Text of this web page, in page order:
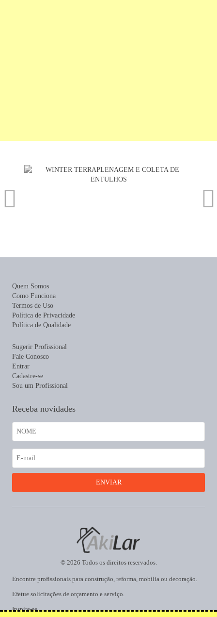
Quem Somos
Como Funciona
Termos de Uso
Política de Privacidade
Política de Qualidade
Sugerir Profissional
Fale Conosco
Entrar
Cadastre-se
Sou um Profissional
Receba novidades
Encontre profissionais para construção, reforma, mobília ou decoração.
Efetue solicitações de orçamento e serviço.
Inspire-se.
© 2026 Todos os direitos reservados.